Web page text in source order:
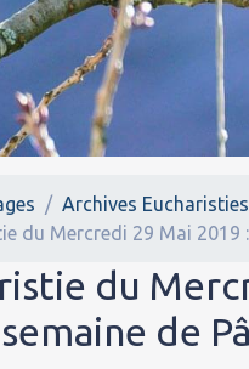
Archives Eucharisties
du Mercredi 29 Mai 2019
du
de